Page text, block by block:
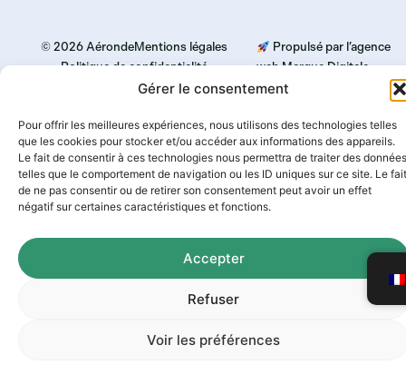
Gérer le consentement
Pour offrir les meilleures expériences, nous utilisons des technologies telles
que les cookies pour stocker et/ou accéder aux informations des appareils.
Le fait de consentir à ces technologies nous permettra de traiter des données
telles que le comportement de navigation ou les ID uniques sur ce site. Le fait
de ne pas consentir ou de retirer son consentement peut avoir un effet
négatif sur certaines caractéristiques et fonctions.
Accepter
Refuser
Voir les préférences
© 2026 AérondeMentions légales
Politique de confidentialité
Politique de cookies
Propulsé par l’agence
web Marque Digitale